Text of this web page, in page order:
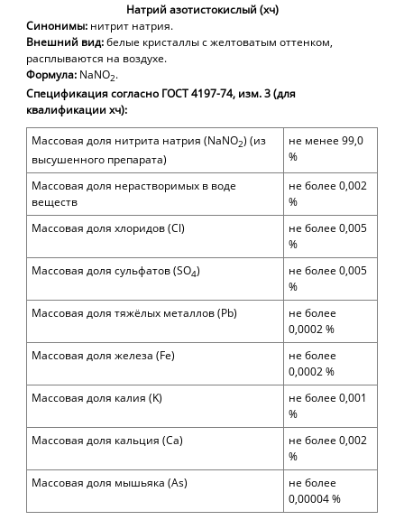
Натрий азотистокислый (хч)
Синонимы: нитрит натрия.
Внешний вид:белые кристаллы с желтоватым оттенком,
расплываются на воздухе.
Формула: NaNO2.
Спецификация согласно ГОСТ 4197-74, изм. 3 (для
квалификации хч):
Массовая доля нитрита натрия (NaNO2) (из
высушенного препарата)
не менее 99,0
%
Массовая доля нерастворимых в воде
веществ
не более 0,002
%
Массовая доля хлоридов (Cl) не более 0,005
%
Массовая доля сульфатов (SO4) не более 0,005
%
Массовая доля тяжёлых металлов(Pb)
не более
0,0002%
Массовая доля железа (Fe)
не более
0,0002 %
Массовая доля калия (K)
не более 0,001
%
Массовая доля кальция (Ca)
не более 0,002
%
Массовая доля мышьяка (As)
не более
0,00004 %